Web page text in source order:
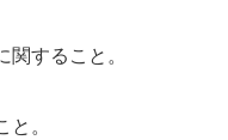
すること。
。